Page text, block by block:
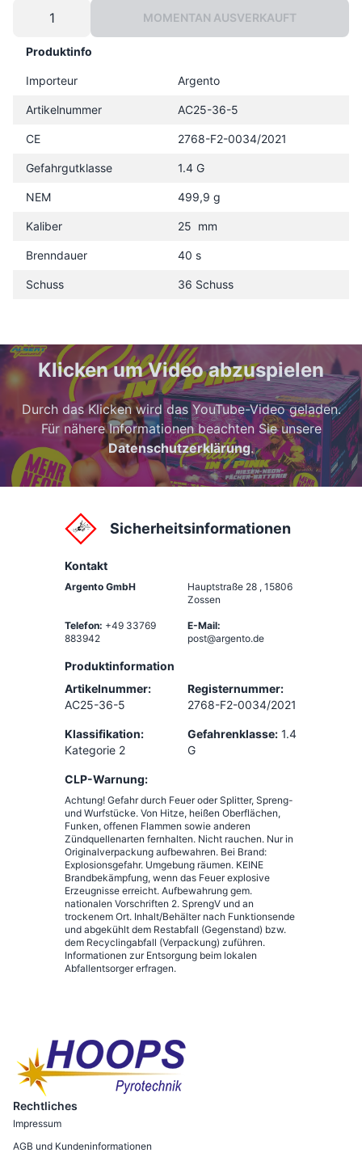
MOMENTAN AUSVERKAUFT
Produktinfo
Importeur Argento
Artikelnummer AC25-36-5
CE 2768-F2-0034/2021
Gefahrgutklasse 1.4 G
NEM 499,9 g
Kaliber 25 mm
Brenndauer 40 s
Schuss 36 Schuss
Klicken um Video abzuspielen
Durch das Klicken wird das YouTube-Video geladen.
Für nähere Informationen beachten Sie unsere
Datenschutzerklärung.
Sicherheitsinformationen
Kontakt
Argento GmbH Hauptstraße 28 , 15806
Zossen
Telefon: +49 33769
883942
E-Mail:
post@argento.de
Produktinformation
Artikelnummer:
AC25-36-5
Registernummer:
2768-F2-0034/2021
Klassifikation:
Kategorie 2
Gefahrenklasse: 1.4
G
CLP-Warnung:
Achtung! Gefahr durch Feuer oder Splitter, Spreng-
und Wurfstücke. Von Hitze, heißen Oberflächen,
Funken, offenen Flammen sowie anderen
Zündquellenarten fernhalten. Nicht rauchen. Nur in
Originalverpackung aufbewahren. Bei Brand:
Explosionsgefahr. Umgebung räumen. KEINE
Brandbekämpfung, wenn das Feuer explosive
Erzeugnisse erreicht. Aufbewahrung gem.
nationalen Vorschriften 2. SprengV und an
trockenem Ort. Inhalt/Behälter nach Funktionsende
und abgekühlt dem Restabfall (Gegenstand) bzw.
dem Recyclingabfall (Verpackung) zuführen.
Informationen zur Entsorgung beim lokalen
Abfallentsorger erfragen.
Rechtliches
Impressum
AGB und Kundeninformationen